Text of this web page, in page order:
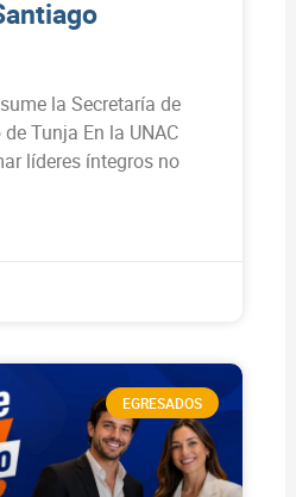
la Secretaría de
Tunja En la UNAC
líderes íntegros no
EGRESADOS